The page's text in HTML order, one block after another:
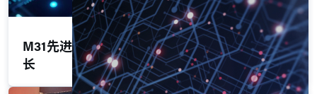
M31先进制程动能明确，2026年续拚双位数成
长